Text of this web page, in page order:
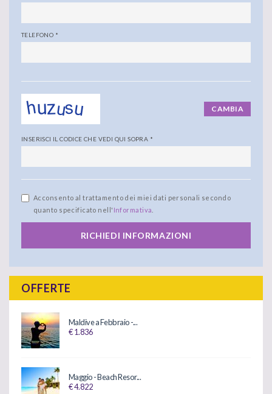
TELEFONO *
CAMBIA
INSERISCI IL CODICE CHE VEDI QUI SOPRA *
Acconsento al trattamento dei miei dati personali secondo
quanto specificato nell' Informativa
RICHIEDI INFORMAZIONI
OFFERTE
Maldive a Febbraio -...
€ 1.836
Maggio - Beach Resor...
€ 4.822